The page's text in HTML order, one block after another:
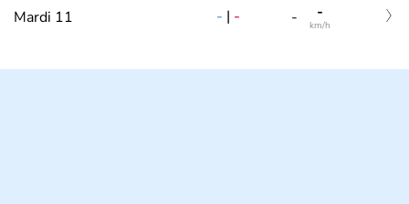
Mardi 11 - | - - -
km/h